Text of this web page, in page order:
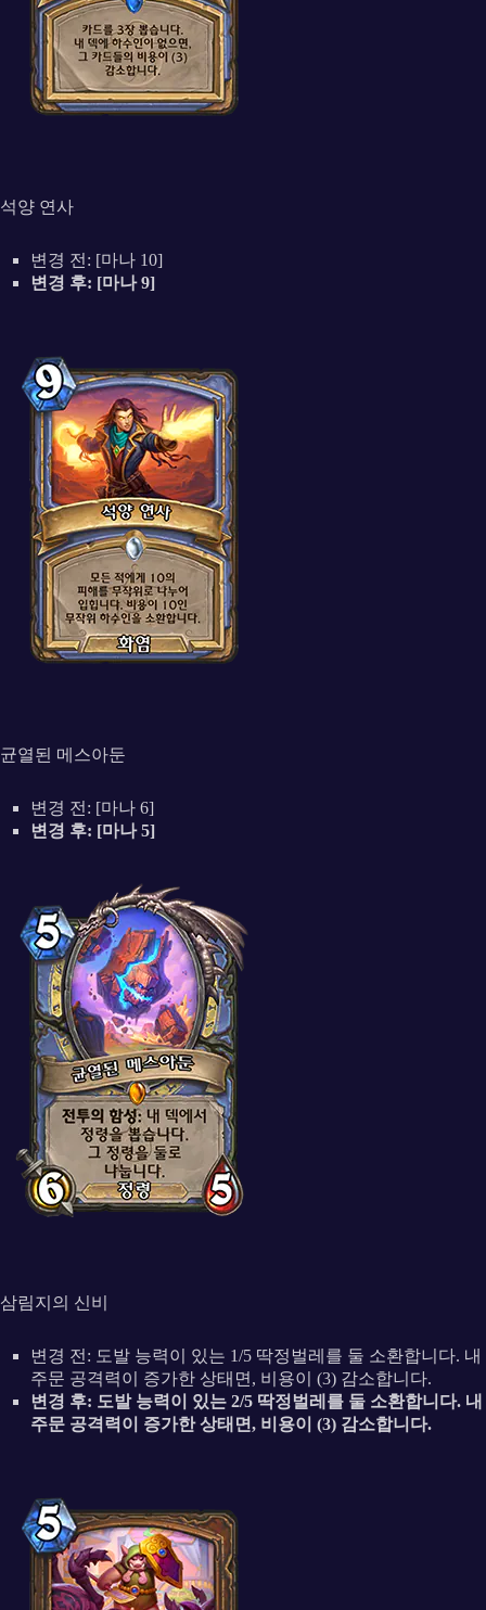
석양 연사
변경 전: [마나 10]
변경 후: [마나 9]
균열된 메스아둔
변경 전: [마나 6]
변경 후: [마나 5]
삼림지의 신비
변경 전: 도발 능력이 있는 1/5 딱정벌레를 둘 소환합니다. 내
주문 공격력이 증가한 상태면, 비용이 (3) 감소합니다.
변경 후: 도발 능력이 있는 2/5 딱정벌레를 둘 소환합니다. 내
주문 공격력이 증가한 상태면, 비용이 (3) 감소합니다.